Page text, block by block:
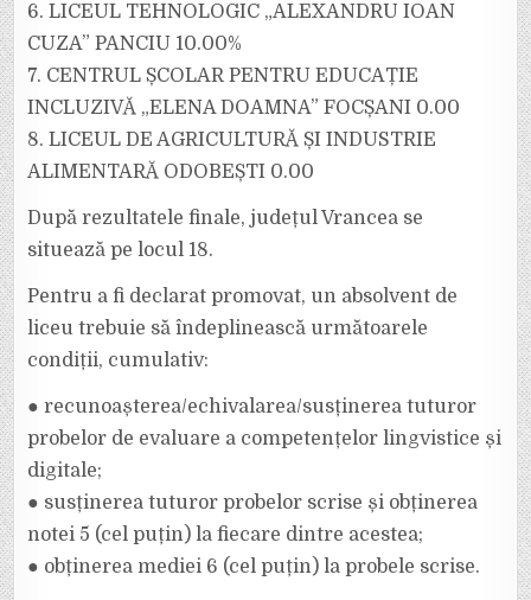
6. LICEUL TEHNOLOGIC „ALEXANDRU IOAN
CUZA” PANCIU 10.00%
7. CENTRUL ȘCOLAR PENTRU EDUCAȚIE
INCLUZIVĂ „ELENA DOAMNA” FOCȘANI 0.00
8. LICEUL DE AGRICULTURĂ ȘI INDUSTRIE
ALIMENTARĂ ODOBEȘTI 0.00
După rezultatele finale, județul Vrancea se
situează pe locul 18.
Pentru a fi declarat promovat, un absolvent de
liceu trebuie să îndeplinească următoarele
condiții, cumulativ:
● recunoașterea/echivalarea/susținerea tuturor
probelor de evaluare a competențelor lingvistice și
digitale;
● susținerea tuturor probelor scrise și obținerea
notei 5 (cel puțin) la fiecare dintre acestea;
● obținerea mediei 6 (cel puțin) la probele scrise.